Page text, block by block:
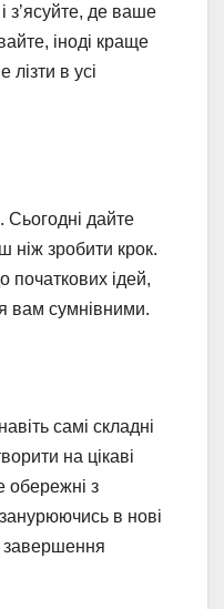
з’ясуйте, де ваше
іноді краще
лізти в усі
Сьогодні дайте
ніж зробити крок.
початкових ідей,
вам сумнівними.
самі складні
на цікаві
обережні з
в нові
завершення